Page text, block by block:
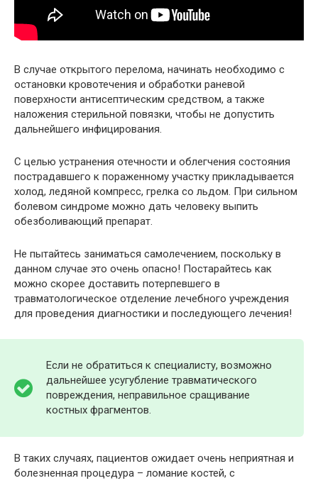
В случае открытого перелома, начинать необходимо с
остановки кровотечения и обработки раневой
поверхности антисептическим средством, а также
наложения стерильной повязки, чтобы не допустить
дальнейшего инфицирования.
С целью устранения отечности и облегчения состояния
пострадавшего к пораженному участку прикладывается
холод, ледяной компресс, грелка со льдом. При сильном
болевом синдроме можно дать человеку выпить
обезболивающий препарат.
Не пытайтесь заниматься самолечением, поскольку в
данном случае это очень опасно! Постарайтесь как
можно скорее доставить потерпевшего в
травматологическое отделение лечебного учреждения
для проведения диагностики и последующего лечения!
Если не обратиться к специалисту, возможно
дальнейшее усугубление травматического
повреждения, неправильное сращивание
костных фрагментов.
В таких случаях, пациентов ожидает очень неприятная и
болезненная процедура – ломание костей, с